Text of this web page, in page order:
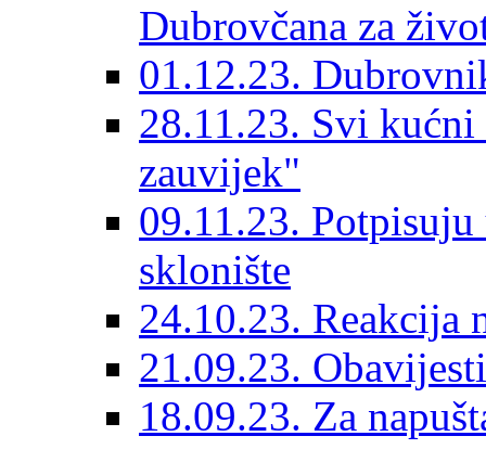
Dubrovčana za
01.12.23.
28.11.23. Svi
zauvijek"
09.11.23. Potpisuju
sklonište
24.10.23. Reakcija
21.09.23.
18.09.23. Za